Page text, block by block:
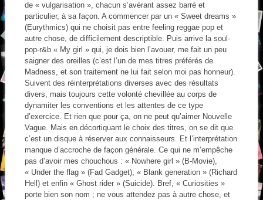
de « vulgarisation », chacun s’avérant assez barré et
particulier, à sa façon. A commencer par un « Sweet dreams »
(Eurythmics) qui ne choisit pas entre feeling reggae pop et
autre chose, de difficilement descriptible. Puis arrive la soul-
pop-r&b « My girl » qui, je dois bien l’avouer, me fait un peu
saigner des oreilles (c’est l’un de mes titres préférés de
Madness, et son traitement ne lui fait selon moi pas honneur).
Suivent des réinterprétations diverses avec des résultats
divers, mais toujours cette volonté chevillée au corps de
dynamiter les conventions et les attentes de ce type
d’exercice. Et rien que pour ça, on ne peut qu’aimer Nouvelle
Vague. Mais en décortiquant le choix des titres, on se dit que
c’est un disque à réserver aux connaisseurs. Et l’interprétation
manque d’accroche de façon générale. Ce qui ne m’empêche
pas d’avoir mes chouchous : « Nowhere girl » (B-Movie),
« Under the flag » (Fad Gadget), « Blank generation » (Richard
Hell) et enfin « Ghost rider » (Suicide). Bref, « Curiosities »
porte bien son nom ; ne vous attendez pas à autre chose, et